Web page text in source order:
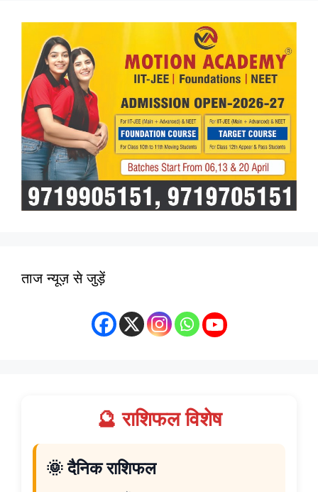
ताज न्यूज़ से जुड़ें
🔮 राशिफल विशेष
🌞 दैनिक राशिफल